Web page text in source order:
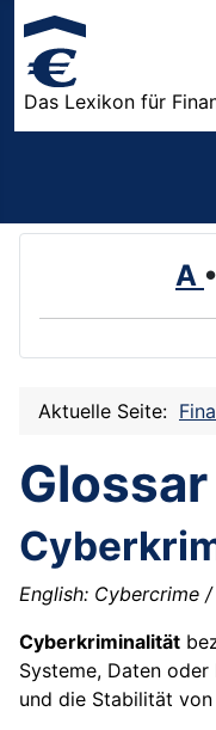
Das Lexikon für
A •
Aktuelle Seite:
English: Cybercrime
Cyberkriminalität
Systeme, Daten
und die Stabilität